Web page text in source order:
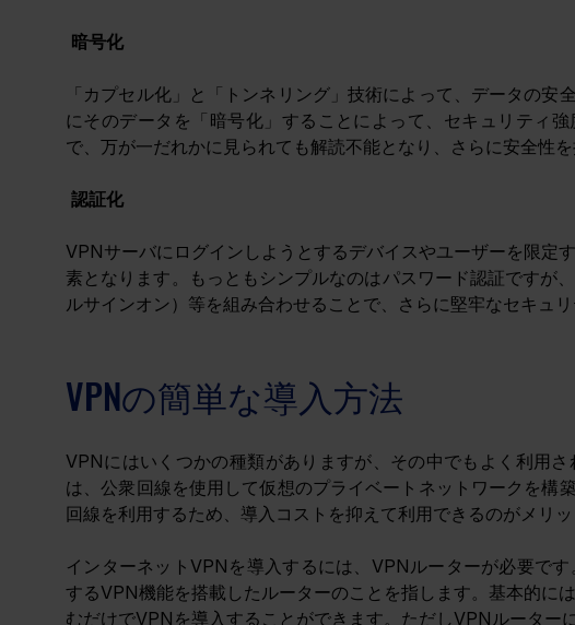
暗号化
「カプセル化」と「トンネリング」技術によって、データの安
にそのデータを「暗号化」することによって、セキュリティ
で、万が一だれかに見られても解読不能となり、さらに安全性を
認証化
VPNサーバにログインしようとするデバイスやユーザーを限定
素となります。もっともシンプルなのはパスワード認証ですが
ルサインオン）等を組み合わせることで、さらに堅牢なセキュリ
VPNの簡単な導入方法
VPNにはいくつかの種類がありますが、その中でもよく利用さ
は、公衆回線を使用して仮想のプライベートネットワークを構
回線を利用するため、導入コストを抑えて利用できるのがメリッ
インターネットVPNを導入するには、VPNルーターが必要で
するVPN機能を搭載したルーターのことを指します。基本的に
むだけでVPNを導入することができます。ただしVPNルーター